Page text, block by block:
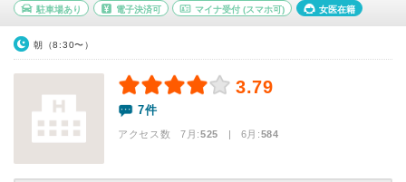
駐車場あり 電子決済可 マイナ受付 (スマホ可) 女医在籍
朝（8:30〜）
3.79
7件
アクセス数 7月:525 | 6月:584